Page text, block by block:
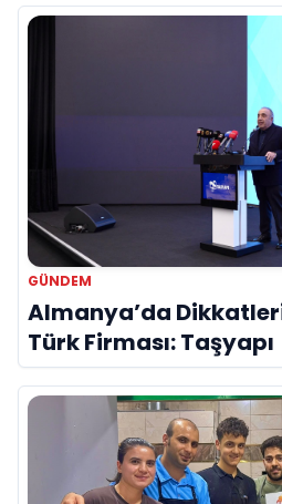
GÜNDEM
Almanya’da
Türk Firması: Taşyapı